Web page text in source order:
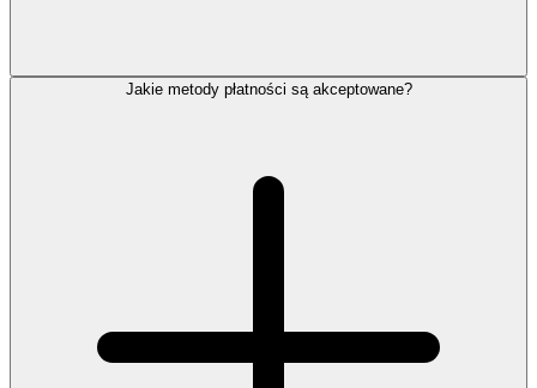
Jakie metody płatności są akceptowane?